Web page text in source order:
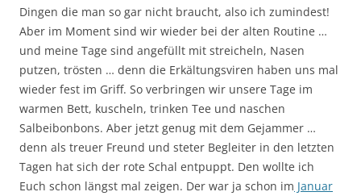
Dingen die man so gar nicht braucht, also ich zumindest!
Aber im Moment sind wir wieder bei der alten Routine …
und meine Tage sind angefüllt mit streicheln, Nasen
putzen, trösten … denn die Erkältungsviren haben uns mal
wieder fest im Griff. So verbringen wir unsere Tage im
warmen Bett, kuscheln, trinken Tee und naschen
Salbeibonbons. Aber jetzt genug mit dem Gejammer …
denn als treuer Freund und steter Begleiter in den letzten
Tagen hat sich der rote Schal entpuppt. Den wollte ich
Euch schon längst mal zeigen. Der war ja schon im Januar